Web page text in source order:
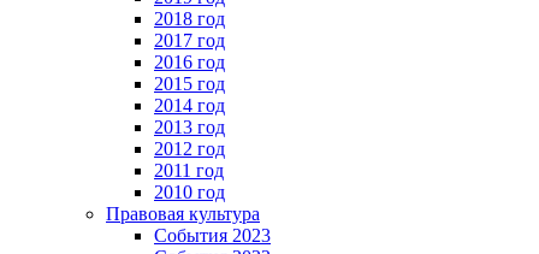
2018 год
2017 год
2016 год
2015 год
2014 год
2013 год
2012 год
2011 год
2010 год
Правовая культура
События 2023